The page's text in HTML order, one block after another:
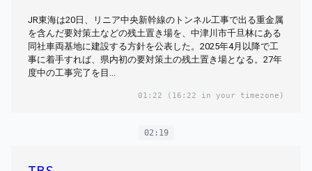
JR東海は20日、リニア中央新幹線のトンネル工事で出る重金属
を含んだ要対策土などの残土置き場を、中津川市千旦林にある
同社車両基地に建設する方針を公表した。2025年4月以降で工
事に着手すれば、県内初の要対策土の残土置き場となる。27年
度中の工事完了を目...
01:22 (16:22 in your timezone)
02:19